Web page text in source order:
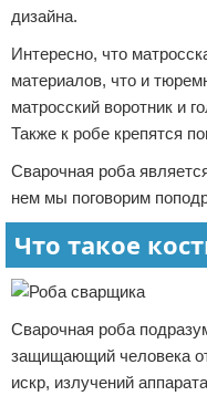
дизайна.
Интересно, что
материалов, что и
матросский воротник и
Также к робе крепятся
Сварочная роба
нем мы поговорим
Что такое
Сварочная роба
защищающий человека
искр, излучений